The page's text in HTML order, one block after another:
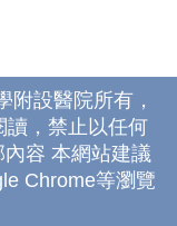
設醫院所有，
讀，禁止以任何
容 本網站建議
Chrome等瀏覽